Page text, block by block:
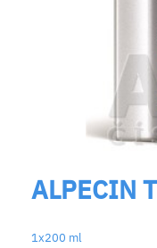
ALPECIN
1x200 ml